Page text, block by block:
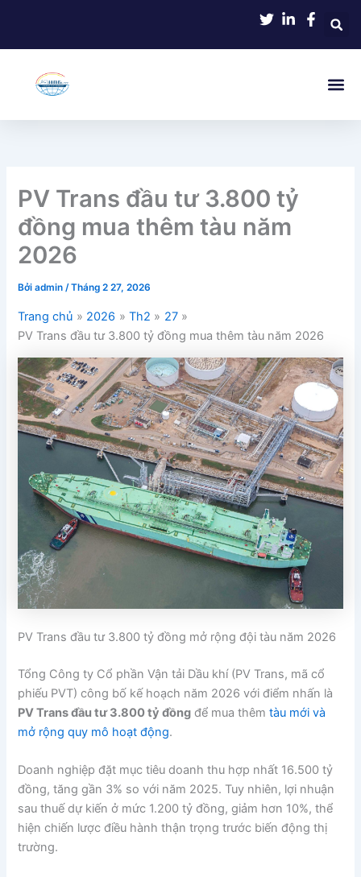
nội
PV Trans đầu tư 3.800 tỷ
đồng mua thêm tàu năm
2026
Bởiadmin/Tháng 2 27, 2026
Trang chủ 2026 Th2
27
PV Trans đầu tư 3.800 tỷ đồng mua thêm tàu năm 2026
PV Trans đầu tư 3.800 tỷ đồng mở rộng đội tàu năm 2026
Tổng Công ty Cổ phần Vận tải Dầu khí(PV Trans, mã cổ
phiếu PVT) công bố kế hoạch năm 2026 với điểm nhấn là
PV Trans đầu tư 3.800 tỷ đồng để mua thêmtàu mới và
mở rộng quy mô hoạt động.
Doanh nghiệp đặt mục tiêu doanh thu hợp nhất 16.500 tỷ
đồng, tăng gần 3% so với năm 2025. Tuy nhiên, lợi nhuận
sau thuế dự kiến ở mức 1.200 tỷ đồng, giảm hơn 10%, thể
hiện chiến lược điều hành thận trọng trước biến động thị
trường.